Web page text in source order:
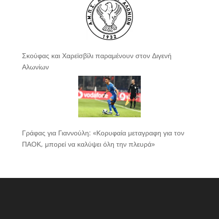
Σκούφας και Χαρεϊσβίλι παραμένουν στον Διγενή
Αλωνίων
Γράφας για Γιαννούλη: «Κορυφαία μεταγραφη για τον
ΠΑΟΚ, μπορεί να καλύψει όλη την πλευρά»